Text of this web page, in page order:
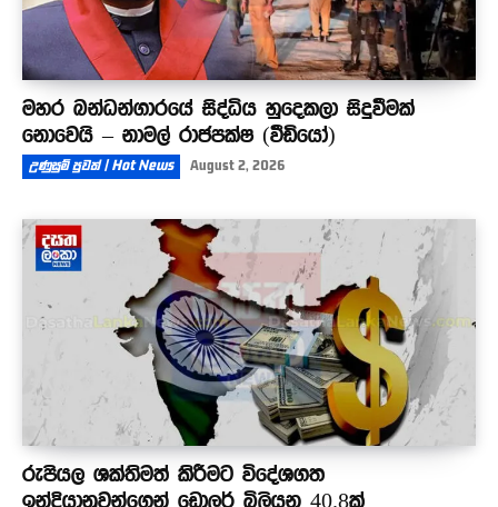
මහර බන්ධන්ගාරයේ සිද්ධිය හුදෙකලා සිදුවීමක්
නොවෙයි – නාමල් රාජපක්ෂ (වීඩියෝ)
උණුසුම් පුවත් | Hot News August 2, 2026
රුපියල ශක්තිමත් කිරීමට විදේශගත
ඉන්දියානුවන්ගෙන් ඩොලර් බිලියන 40.8ක්